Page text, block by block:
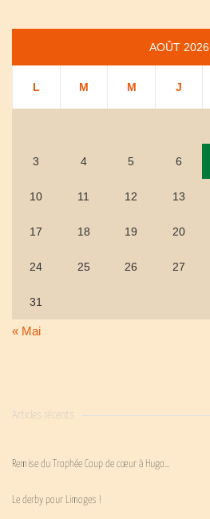
AOÛT 2026
L M M J
3 4 5 6
10 11 12 13
17 18 19 20
24 25 26 27
31
« Mai
Articles récents
Remise du Trophée Coup de cœur à Hugo…
Le derby pour Limoges !